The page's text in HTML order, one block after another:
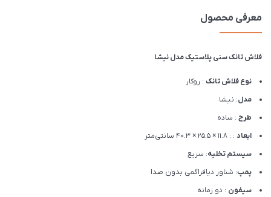
معرفی محصول
فلاش تانک سنی پلاستیک مدل نیشا
نوع فلاش تانک : روکار
مدل: نیشا
طرح : ساده
ابعاد : : 11.8 × 25.5 × 40.3 سانتی‌متر
سیستم تخلیه: سریع
پمپ: شناور دیافراگمی بدون صدا
سیفون : دو زمانه